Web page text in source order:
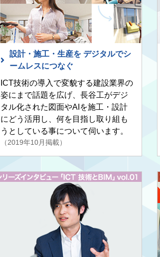
設計・施工・生産を デジタルでシ
ームレスにつなぐ
ICT技術の導入で変貌する建設業界の
姿にまで話題を広げ、長谷工がデジ
タル化された図面やAIを施工・設計
にどう活用し、何を目指し取り組も
うとしている事について伺います。
（2019年10月掲載）